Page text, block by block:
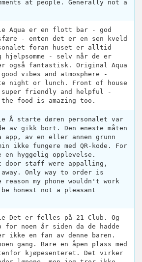
at people. Generally not a
Aqua er en flott bar - god
- enten det er en sen kveld
foran huset er alltid
hjelpsomme - selv når de er
også fantastisk. Original Aqua
vibes and atmosphere -
night or lunch. Front of house
friendly and helpful -
the food is amazing too.
Å starte døren personalet var
av gikk bort. Den eneste måten
av en eller annen grunn
ikke fungere med QR-kode. For
hyggelig opplevelse.
door staff were appalling,
Only way to order is
reason my phone wouldn't work
honest not a pleasant
Det er felles på 21 Club. Og
noen år siden da de hadde
ikke en fan av denne baren.
gang. Bare en åpen plass med
kjøpesenteret. Det virker